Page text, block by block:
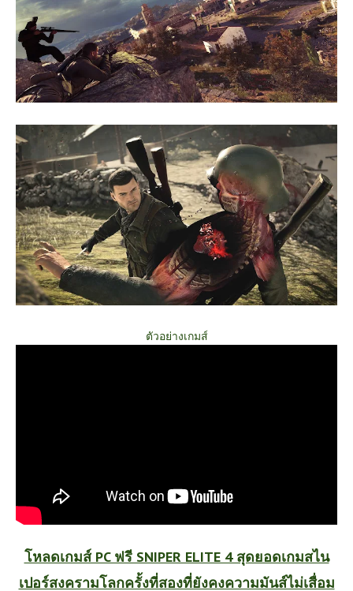
ตัวอย่างเกมส์
โหลดเกมส์ PC ฟรี SNIPER ELITE 4 สุดยอดเกมสไน
เปอร์สงครามโลกครั้งที่สองที่ยังคงความมันส์ไม่เสื่อม